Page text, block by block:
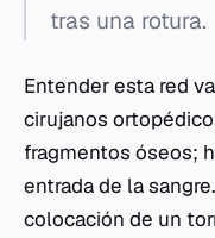
tras una rotura.
Entender esta red
cirujanos
fragmentos óseos;
entrada de la
colocación de un